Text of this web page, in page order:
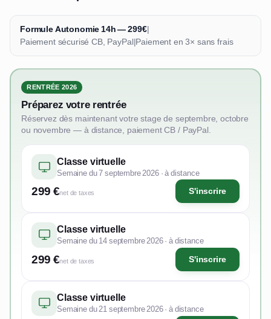
Formule Autonomie 14h — 299€|
Paiement sécurisé CB, PayPal|Paiement en 3× sans frais
RENTRÉE 2026
Préparez votre rentrée
Réservez dès maintenant votre stage de septembre, octobre
ou novembre — à distance, paiement CB / PayPal.
Classe virtuelle
Semaine du 7 septembre 2026 · à distance
299 €net de taxes S'inscrire
Classe virtuelle
Semaine du 14 septembre 2026 · à distance
299 €net de taxes S'inscrire
Classe virtuelle
Semaine du 21 septembre 2026 · à distance